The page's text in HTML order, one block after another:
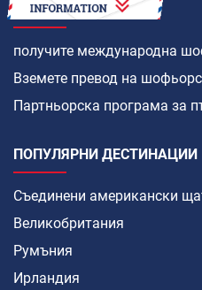
КАК ДА
получите международна
Вземете превод на
Партньорска програма за
ПОПУЛЯРНИ ДЕСТИНАЦИИ
Съединени американски
Великобритания
Румъния
Ирландия